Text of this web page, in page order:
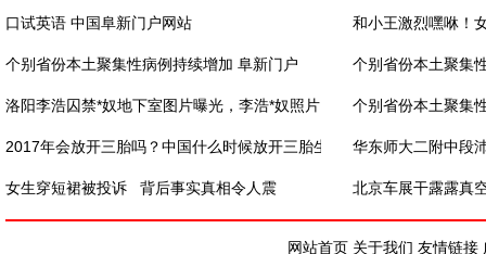
口试英语 中国阜新门户网站 和小王激烈嘿咻！
个别省份本土聚集性病例持续增加 阜新门户 个别省份本土聚集
洛阳李浩囚禁*奴地下室图片曝光，李浩*奴照片 个别省份本土聚集
2017年会放开三胎吗？中国什么时候放开三胎生 华东师大二附中段
女生穿短裙被投诉 背后事实真相令人震 北京车展干露露真
网站首页 关于我们 友情链接